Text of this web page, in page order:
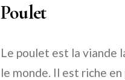
Poulet
Le poulet est la viande
le monde. Il est riche